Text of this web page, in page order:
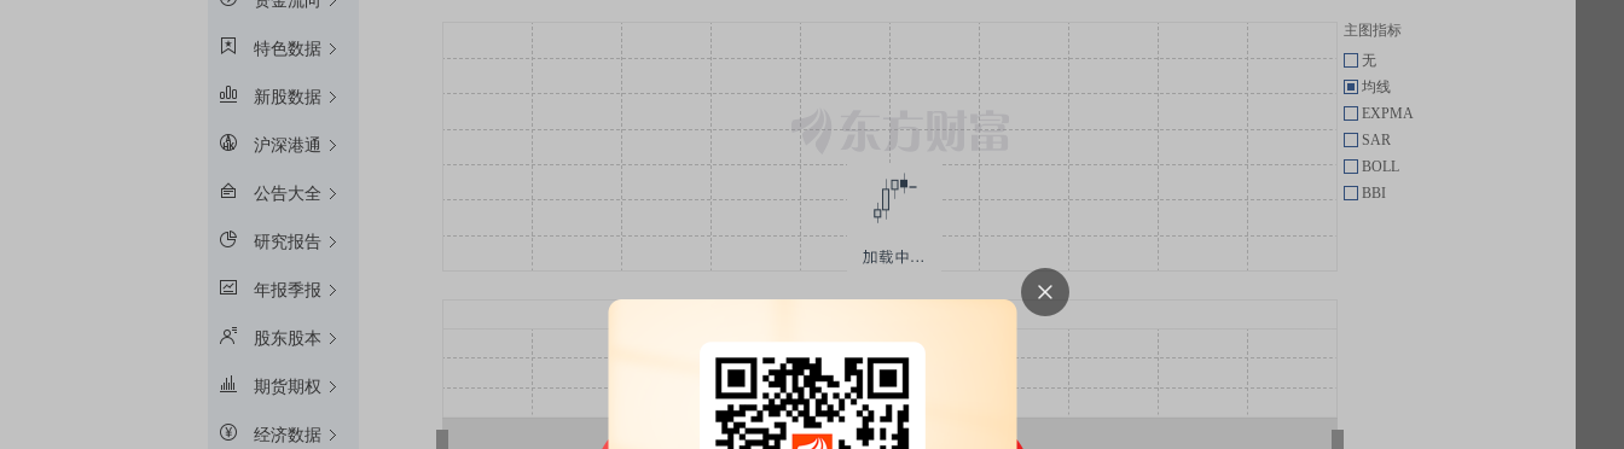
特色数据
新股数据
沪深港通
公告大全
研究报告
年报季报
股东股本
期货期权
经济数据
主图指标
无
均线
EXPMA
SAR
BOLL
BBI